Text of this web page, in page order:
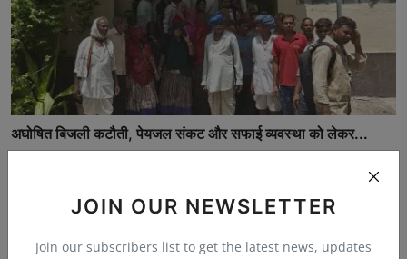
JOIN OUR NEWSLETTER
Join our subscribers list to get the latest news, updates
अघोषित बिजली कटौती, पेयजल संकट और सफाई व्यवस्था को लेकर...